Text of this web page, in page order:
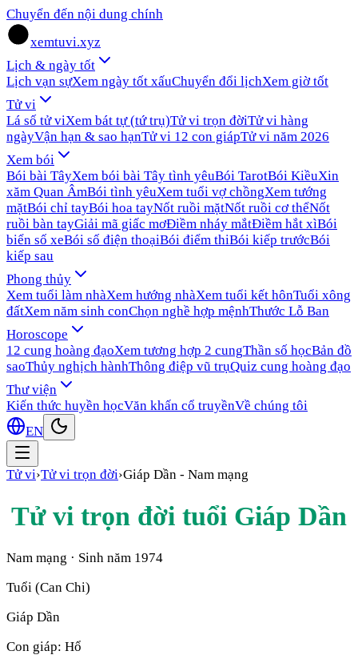
Chuyển đến nội dung chính
xemtuvi.xyz
Lịch & ngày tốt
Lịch vạn sựXem ngày tốt xấuChuyển đổi lịchXem giờ tốt
Tử vi
Lá số tử viXem bát tự (tứ trụ)Tử vi trọn đờiTử vi hàng
ngàyVận hạn & sao hạnTử vi 12 con giápTử vi năm 2026
Xem bói
Bói bài TâyXem bói bài Tây tình yêuBói TarotBói KiềuXin
xăm Quan ÂmBói tình yêuXem tuổi vợ chồngXem tướng
mặtBói chỉ tayBói hoa tayNốt ruồi mặtNốt ruồi cơ thểNốt
ruồi bàn tayGiải mã giấc mơĐiềm nháy mắtĐiềm hắt xìBói
biển số xeBói số điện thoạiBói điểm thiBói kiếp trướcBói
kiếp sau
Phong thủy
Xem tuổi làm nhàXem hướng nhàXem tuổi kết hônTuổi xông
đấtXem năm sinh conChọn nghề hợp mệnhThước Lỗ Ban
Horoscope
12 cung hoàng đạoXem tương hợp 2 cungThần số họcBản đồ
saoThủy nghịch hànhThông điệp vũ trụQuiz cung hoàng đạo
Thư viện
Kiến thức huyền họcVăn khấn cổ truyềnVề chúng tôi
EN
Tử vi›Tử vi trọn đời›Giáp Dần - Nam mạng
Tử vi trọn đời tuổi Giáp Dần
Nam mạng · Sinh năm 1974
Tuổi (Can Chi)
Giáp Dần
Con giáp: Hổ